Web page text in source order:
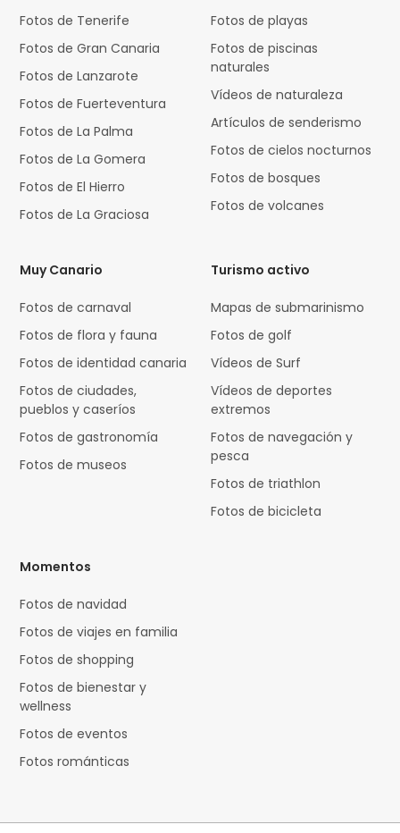
Fotos de Tenerife
Fotos de Gran Canaria
Fotos de Lanzarote
Fotos de Fuerteventura
Fotos de La Palma
Fotos de La Gomera
Fotos de El Hierro
Fotos de La Graciosa
Fotos de playas
Fotos de piscinas
naturales
Vídeos de naturaleza
Artículos de senderismo
Fotos de cielos nocturnos
Fotos de bosques
Fotos de volcanes
Muy Canario
Fotos de carnaval
Fotos de flora y fauna
Fotos de identidad canaria
Fotos de ciudades,
pueblos y caseríos
Fotos de gastronomía
Fotos de museos
Turismo activo
Mapas de submarinismo
Fotos de golf
Vídeos de Surf
Vídeos de deportes
extremos
Fotos de navegación y
pesca
Fotos de triathlon
Fotos de bicicleta
Momentos
Fotos de navidad
Fotos de viajes en familia
Fotos de shopping
Fotos de bienestar y
wellness
Fotos de eventos
Fotos románticas